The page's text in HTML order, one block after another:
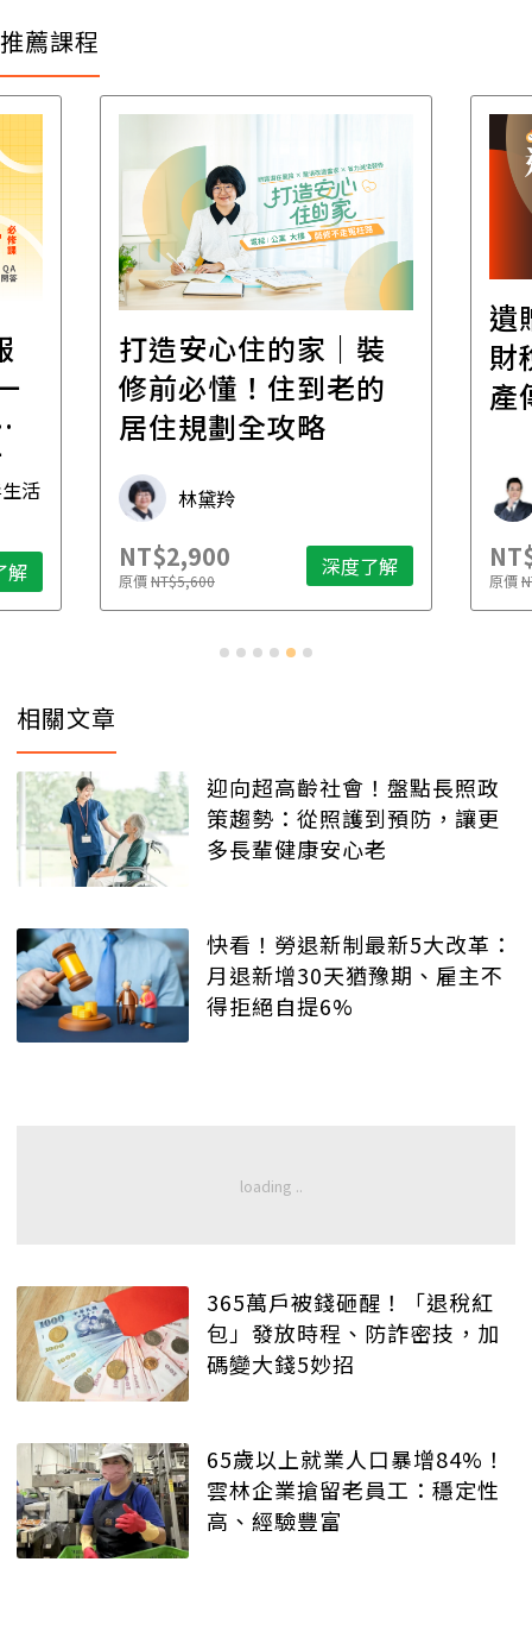
推薦課程
活
解
打造安心住的家｜裝
修前必懂！住到老的
居住規劃全攻略
林黛羚
NT$2,900
原價NT$5,600 深度了解
遺
財
產
原價
相關文章
迎向超高齡社會！盤點長照政
策趨勢：從照護到預防，讓更
多長輩健康安心老
快看！勞退新制最新5大改革：
月退新增30天猶豫期、雇主不
得拒絕自提6%
365萬戶被錢砸醒！「退稅紅
包」發放時程、防詐密技，加
碼變大錢5妙招
65歲以上就業人口暴增84%！
雲林企業搶留老員工：穩定性
高、經驗豐富